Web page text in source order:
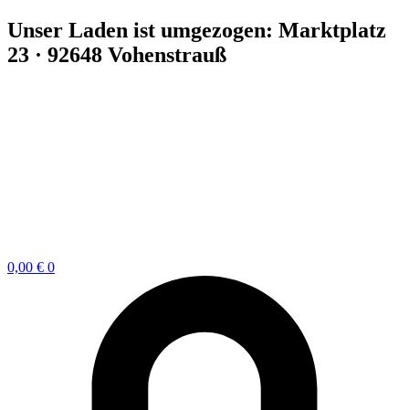
Zum
Inhalt
springen
Unser Laden ist umgezogen: Marktplatz
23 · 92648 Vohenstrauß
0,00 € 0